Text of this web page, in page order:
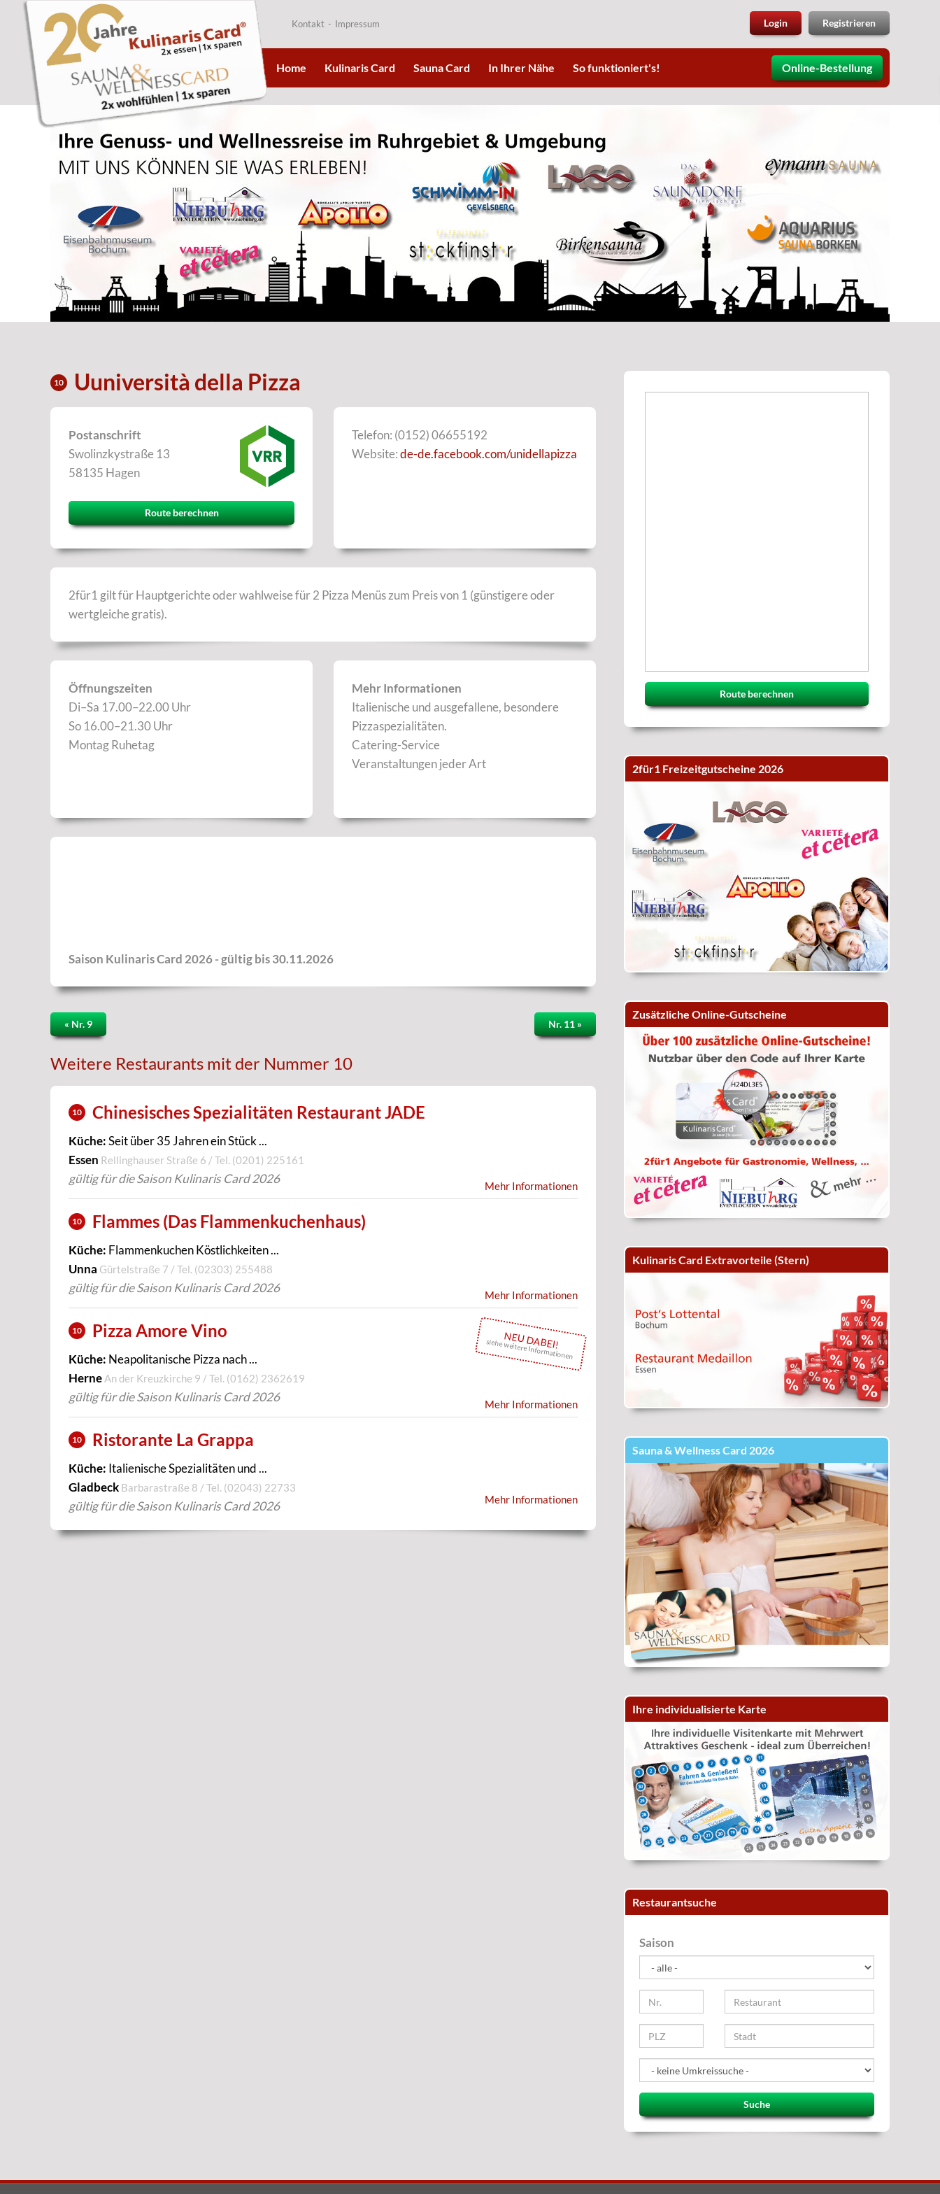
Login Registrieren
Kontakt Impressum
Online-Bestellung
Home Kulinaris Card Sauna Card In Ihrer Nähe So funktioniert's!
10 Uuniversità della Pizza
Postanschrift
Swolinzkystraße 13
58135 Hagen
Route berechnen
Telefon: (0152) 06655192
Website:de-de.facebook.com/unidellapizza
2für1 gilt für Hauptgerichte oder wahlweise für 2 Pizza Menüs zum Preis von 1 (günstigere oder
wertgleiche gratis).
Öffnungszeiten
Di–Sa 17.00–22.00 Uhr
So 16.00–21.30 Uhr
Montag Ruhetag
Mehr Informationen
Italienische und ausgefallene, besondere
Pizzaspezialitäten.
Catering-Service
Veranstaltungen jeder Art
Saison Kulinaris Card 2026 - gültig bis 30.11.2026
« Nr. 9 Nr. 11 »
Weitere Restaurants mit der Nummer 10
10 Chinesisches Spezialitäten Restaurant JADE
Küche:Seit über 35 Jahren ein Stück ...
Essen Rellinghauser Straße 6 / Tel. (0201) 225161
gültig für die Saison Kulinaris Card 2026
Mehr Informationen
10 Flammes (Das Flammenkuchenhaus)
Küche: Flammenkuchen Köstlichkeiten ...
Unna Gürtelstraße 7 / Tel. (02303) 255488
gültig für die Saison Kulinaris Card 2026
Mehr Informationen
NEU DABEI!
siehe weitere Informationen
10 Pizza Amore Vino
Küche: Neapolitanische Pizza nach ...
Herne An der Kreuzkirche 9 / Tel. (0162) 2362619
gültig für die Saison Kulinaris Card 2026
Mehr Informationen
10 Ristorante La Grappa
Küche: Italienische Spezialitäten und ...
Gladbeck Barbarastraße 8 / Tel. (02043) 22733
gültig für die Saison Kulinaris Card 2026 Mehr Informationen
Route berechnen
2für1 Freizeitgutscheine 2026
Zusätzliche Online-Gutscheine
Kulinaris Card Extravorteile (Stern)
Sauna & Wellness Card 2026
Ihre individualisierte Karte
Restaurantsuche
Saison
Suche